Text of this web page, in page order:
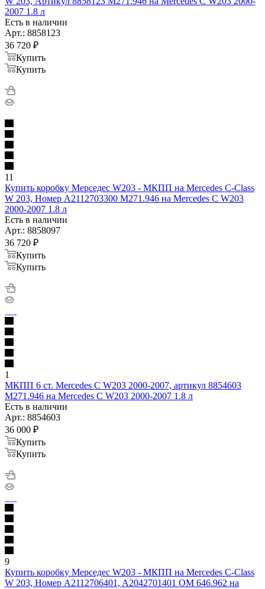
2007 1.8 л
Есть в наличии
Арт.: 8858123
36 720 ₽
Купить
Купить
11
Купить коробку Мерседес W203 - МКПП на Mercedes C-Class
W 203, Номер A2112703300 M271.946 на Mercedes C W203
2000-2007 1.8 л
Есть в наличии
Арт.: 8858097
36 720 ₽
Купить
Купить
1
МКПП 6 ст. Mercedes C W203 2000-2007, артикул 8854603
M271.946 на Mercedes C W203 2000-2007 1.8 л
Есть в наличии
Арт.: 8854603
36 000 ₽
Купить
Купить
9
Купить коробку Мерседес W203 - МКПП на Mercedes C-Class
W 203, Номер A2112706401, A2042701401 OM 646.962 на